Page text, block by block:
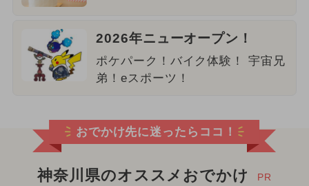
2026年ニューオープン！
ポケパーク！バイク体験！ 宇宙兄
弟！eスポーツ！
おでかけ先に迷ったらココ！
神奈川県のオススメおでかけ PR